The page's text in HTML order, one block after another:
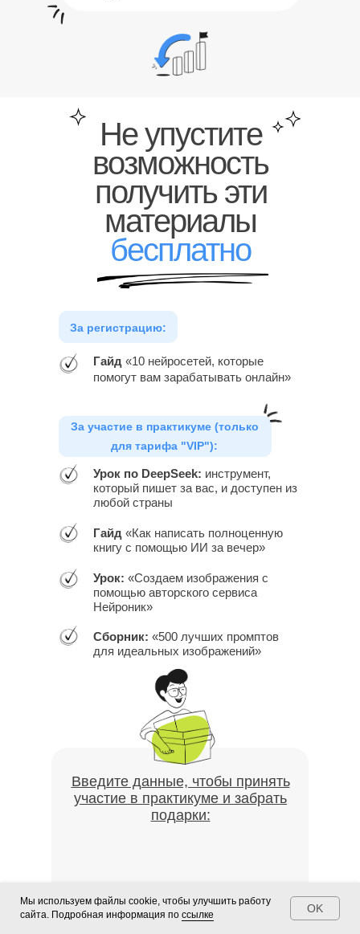
За регистрацию:
Не упустите
возможность
получить эти
материалы
бесплатно
Гайд «10 нейросетей, которые
помогут вам зарабатывать онлайн»
За участие в практикуме (только
для тарифа "VIP"):
Введите данные, чтобы принять
участие в практикуме и забрать
подарки:
Урок по DeepSeek: инструмент,
который пишет за вас, и доступен из
любой страны
Гайд «Как написать полноценную
книгу с помощью ИИ за вечер»
Урок: «Создаем изображения с
помощью авторского сервиса
Нейроник»
Сборник: «500 лучших промптов
для идеальных изображений»
Мы используем файлы cookie, чтобы улучшить работу
сайта. Подробная информация по ссылке
OK